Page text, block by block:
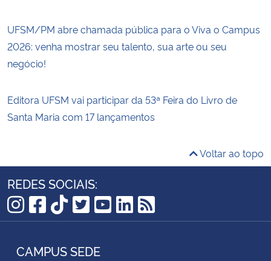
UFSM/PM abre chamada pública para o Viva o Campus
2026: venha mostrar seu talento, sua arte ou seu
negócio!
Editora UFSM vai participar da 53ª Feira do Livro de
Santa Maria com 17 lançamentos
Voltar ao topo
REDES SOCIAIS:
Instagram
Facebook
TikTok
Twitter
YouTube
LinkedIn
RSS
CAMPUS SEDE